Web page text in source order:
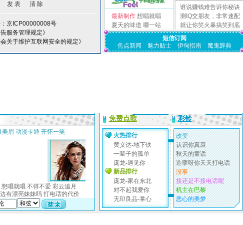
京ICP00000008号
服务管理规定》
关于维护互联网安全的规定》
最新制作 想唱就唱
夏天的味道 哪一站
谁说赚钱难告诉你秘诀
测IQ交朋友，非常速配
就让你笑火暴搞笑到底
短信订阅
焦点新闻
魅力贴士 伊甸指南 魔鬼辞典